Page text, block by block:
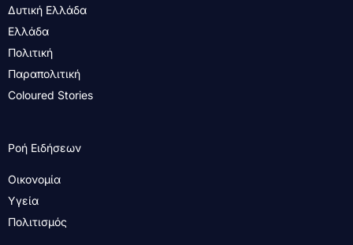
Δυτική Ελλάδα
Ελλάδα
Πολιτική
Παραπολιτική
Coloured Stories
Ροή Ειδήσεων
Οικονομία
Υγεία
Πολιτισμός